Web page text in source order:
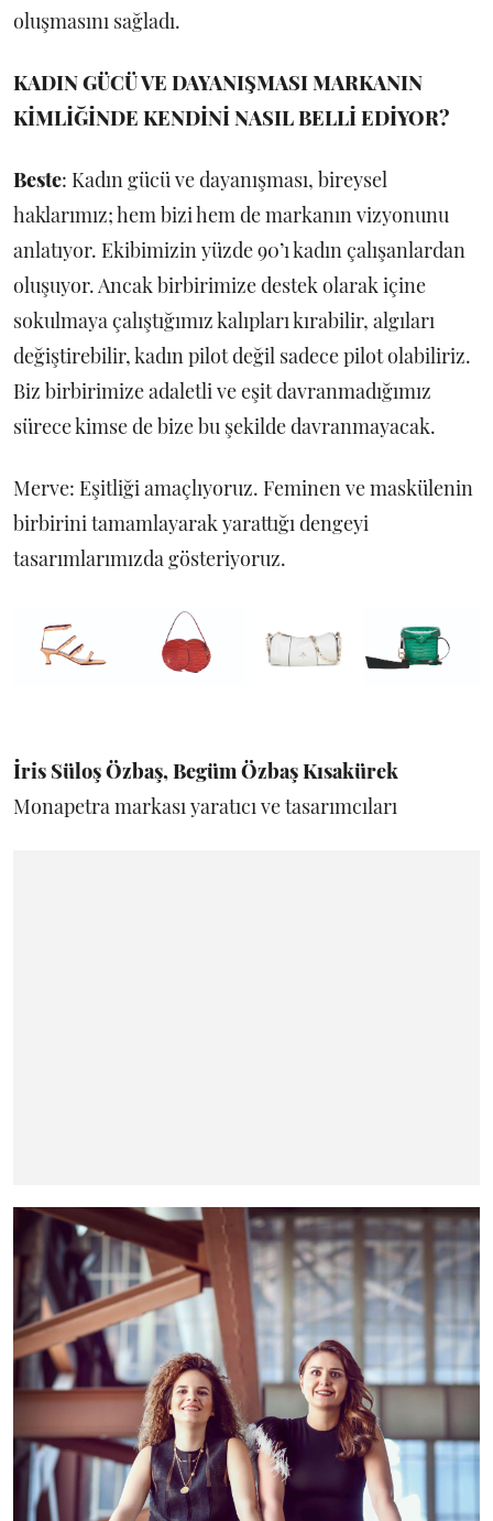
oluşmasını sağladı.
KADIN GÜCÜ VE DAYANIŞMASI MARKANIN
KİMLİĞİNDE KENDİNİ NASIL BELLİ EDİYOR?
Beste: Kadın gücü ve dayanışması, bireysel
haklarımız; hem bizi hem de markanın vizyonunu
anlatıyor. Ekibimizin yüzde 90’ı kadın çalışanlardan
oluşuyor. Ancak birbirimize destek olarak içine
sokulmaya çalıştığımız kalıpları kırabilir, algıları
değiştirebilir, kadın pilot değil sadece pilot olabiliriz.
Biz birbirimize adaletli ve eşit davranmadığımız
sürece kimse de bize bu şekilde davranmayacak.
Merve: Eşitliği amaçlıyoruz. Feminen ve maskülenin
birbirini tamamlayarak yarattığı dengeyi
tasarımlarımızda gösteriyoruz.
İris Süloş Özbaş, Begüm Özbaş Kısakürek
Monapetra markası yaratıcı ve tasarımcıları